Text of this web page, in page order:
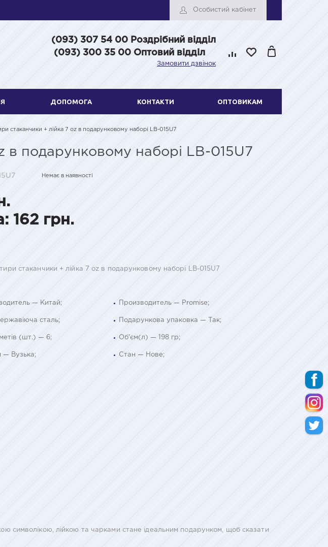
Особистий кабінет
(093) 307 54 00 Роздрібний відділ
(093) 300 35 00 Оптовий відділ
Замовити дзвінок
ДОПОМОГА КОНТАКТИ ОПТОВИКАМ
стаканчики + лійка 7 oz в подарунковому наборі LB-015U7
в подарунковому наборі LB-015U7
Немає в наявності
162 грн.
стаканчики + лійка 7 oz в подарунковому наборі LB-015U7
— Китай; Производитель — Promise;
сталь; Подарункова упаковка — Так;
(шт.) — 6; Об'єм(л) — 198 гр;
— Вузька; Стан — Нове;
символікою, лійкою та чарками стане ідеальним подарунком, щоб сказати